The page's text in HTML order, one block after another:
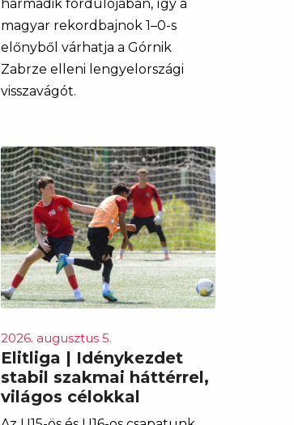
harmadik fordulójában, így a
magyar rekordbajnok 1–0-s
előnyből várhatja a Górnik
Zabrze elleni lengyelországi
visszavágót.
2026. augusztus 5.
Elitliga | Idénykezdet
stabil szakmai háttérrel,
világos célokkal